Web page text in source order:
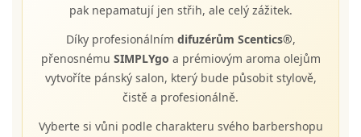
pak nepamatují jen střih, ale celý zážitek.
Díky profesionálním difuzérům Scentics®,
přenosnému SIMPLYgo a prémiovým aroma olejům
vytvoříte pánský salon, který bude působit stylově,
čistě a profesionálně.
Vyberte si vůni podle charakteru svého barbershopu